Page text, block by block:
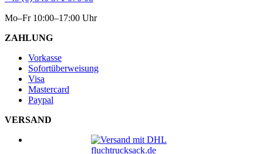
Mo–Fr 10:00–17:00 Uhr
ZAHLUNG
Vorkasse
Sofortüberweisung
Visa
Mastercard
Paypal
VERSAND